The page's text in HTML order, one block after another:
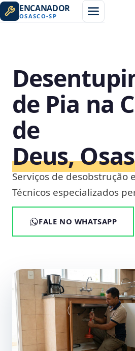
ENCANADOR
OSASCO-SP
de Pia na
de
Deus,
Serviços de desobstrução
Técnicos especializados
FALE NO WHATSAPP